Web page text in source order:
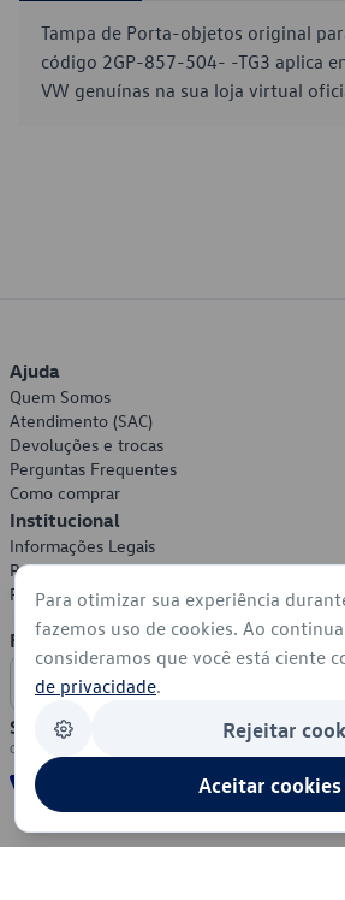
Tampa de Porta-objetos original
código 2GP-857-504- -TG3 aplica
VW genuínas na sua loja virtual
Ajuda
Quem Somos
Atendimento (SAC)
Devoluções e trocas
Perguntas Frequentes
Como comprar
Institucional
Informações Legais
Política de Privacidade
Política de Cookies
Formas de Pagamento
Segurança
Para otimizar sua experiência
fazemos uso de cookies. Ao
consideramos que você está ciente
de privacidade.
Rejeitar
Aceitar cookies